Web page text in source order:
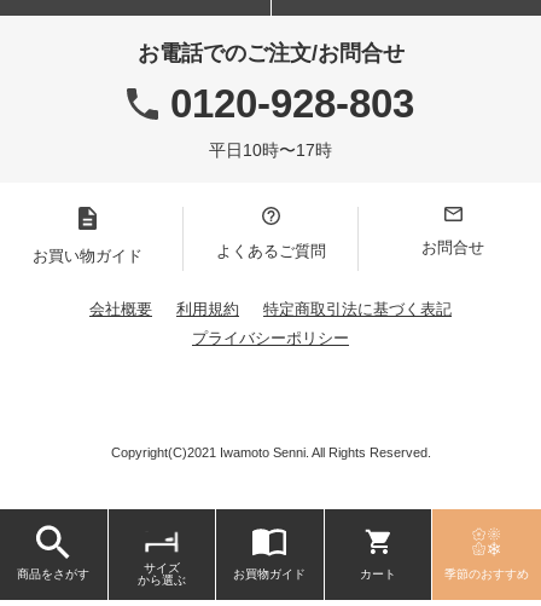
お電話でのご注文/お問合せ
0120-928-803
平日10時〜17時
お買い物ガイド よくあるご質問 お問合せ
会社概要 利用規約
特定商取引法に基づく表記
プライバシーポリシー
Copyright(C)2021 Iwamoto Senni. All Rights Reserved.
商品をさがす
サイズ
から選ぶ
お買物ガイド カート 季節のおすすめ